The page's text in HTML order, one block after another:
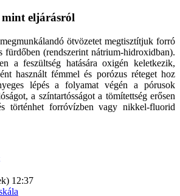
eljárásról
ötvözetet megtisztítjuk forró
fürdőben (rendszerint nátrium-hidroxidban).
a feszültség hatására oxigén keletkezik,
használt fémmel és porózus réteget hoz
lépés a folyamat végén a pórusok
a színtartósságot a tömítettség erősen
történhet forróvízben vagy nikkel-fluorid
12:37